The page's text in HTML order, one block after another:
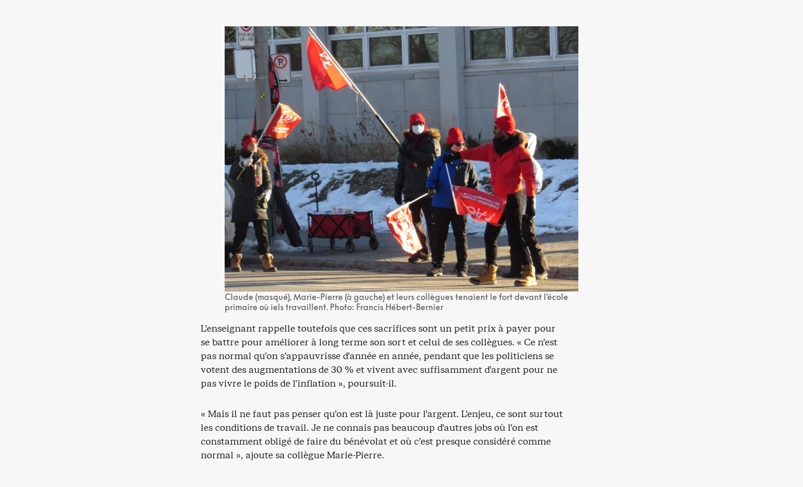
Claude (masqué), Marie-Pierre (à gauche) et leurs collègues tenaient le fort devant l’école
primaire où iels travaillent. Photo: Francis Hébert-Bernier
L’enseignant rappelle toutefois que ces sacrifices sont un petit prix à payer pour
se battre pour améliorer à long terme son sort et celui de ses collègues. « Ce n’est
pas normal qu’on s’appauvrisse d’année en année, pendant que les politiciens se
votent des augmentations de 30 % et vivent avec suffisamment d’argent pour ne
pas vivre le poids de l’inflation », poursuit-il.
« Mais il ne faut pas penser qu’on est là juste pour l’argent. L’enjeu, ce sont surtout
les conditions de travail. Je ne connais pas beaucoup d’autres jobs où l’on est
constamment obligé de faire du bénévolat et où c’est presque considéré comme
normal », ajoute sa collègue Marie-Pierre.